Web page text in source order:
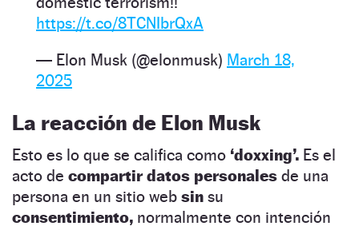
https://t.co/8TCNIbrQxA
— Elon Musk (@elonmusk) March 18,
2025
La reacción de Elon Musk
Esto es lo que se califica como ‘doxxing’. Es el
acto de compartir datos personales de una
persona en un sitio web sin su
consentimiento, normalmente con intención